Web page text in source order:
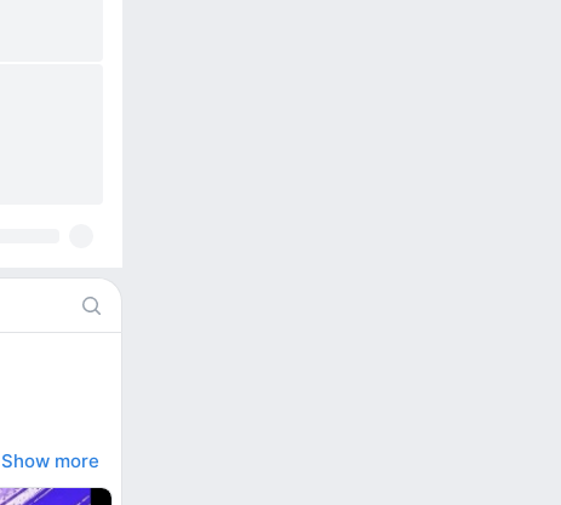
Show more